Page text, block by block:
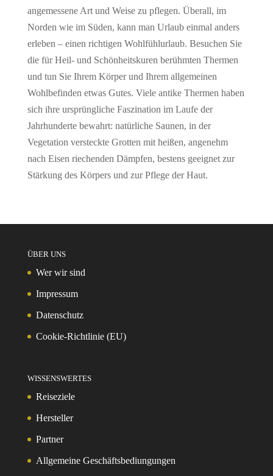
angemessene Art und Weise zu pflegen. Überall, im
Norden wie im Süden, kann man Urlaub einmal anders
erleben – einen richtigen Wohlfühlurlaub. Besuchen Sie
die für Heil- und Schönheitskuren berühmten Thermen
und tun Sie Ihrem Körper und Ihrem allgemeinen
Wohlbefinden etwas Gutes. Viele antike Thermen haben
sich ihre ursprüngliche Faszination im Laufe der
Jahrhunderte bewahrt: natürliche Saunen, in der
Vegetation versteckte Grotten mit heißen, angenehm
nach Eisen riechenden Dämpfen, bestens geeignet zur
Stärkung des Körpers und zur Pflege der Haut.
ÜBER UNS
Wer wir sind
Impressum
Datenschutz
Cookie-Richtlinie (EU)
WISSENSWERTES
Reiseziele
Hersteller
Partner
Allgemeine Geschäftsbediungungen